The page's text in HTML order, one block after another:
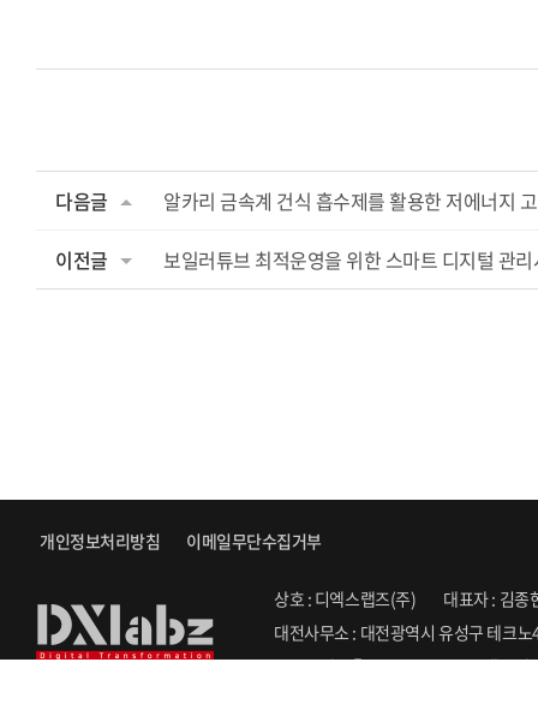
다음글 알카리 금속계 건식 흡수제를 활용한 저에너지
이전글 보일러튜브 최적운영을 위한 스마트 디지털 관
개인정보처리방침 이메일무단수집거부
상호 : 디엑스랩즈(주)
대표자 : 김종
대전사무소 : 대전광역시 유성구 테크
Copyright ⓒ 2022. DXLABZ. All